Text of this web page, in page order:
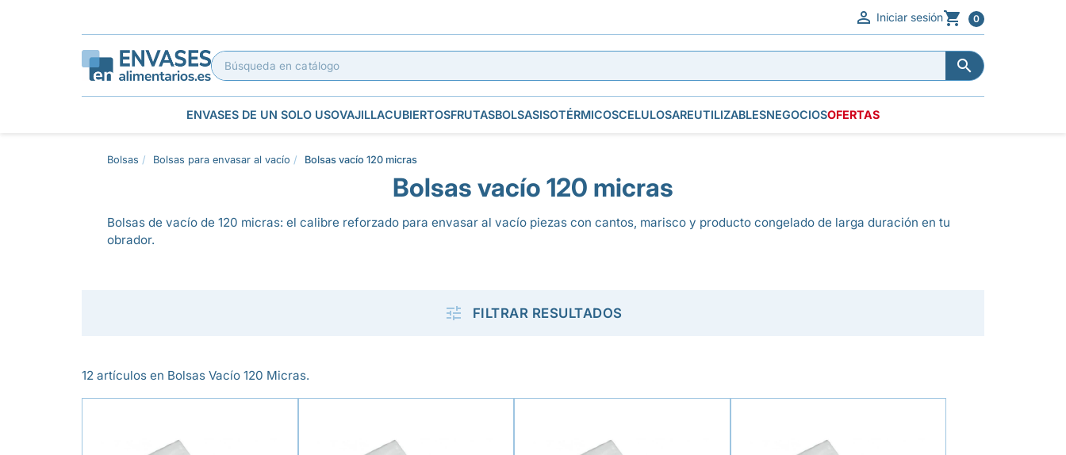
 Iniciar sesión 0


ENVASES DE UN SOLO USOVAJILLACUBIERTOSFRUTASBOLSASISOTÉRMICOSCELULOSAREUTILIZABLESNEGOCIOSOFERTAS
Bolsas Bolsas para envasar al vacío Bolsas vacío 120 micras
Bolsas vacío 120 micras
Bolsas de vacío de 120 micras: el calibre reforzado para envasar al vacío piezas con cantos, marisco y producto congelado de larga duración en tu
obrador.
 FILTRAR RESULTADOS
12 artículos en Bolsas Vacío 120 Micras.